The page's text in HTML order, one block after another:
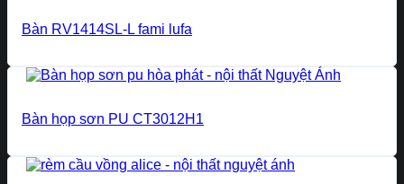
Bàn RV1414SL-L fami lufa
Bàn họp sơn PU CT3012H1